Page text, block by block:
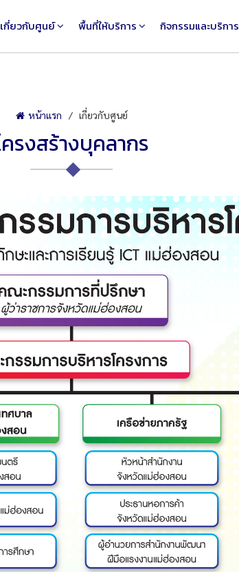
เกี่ยวกับศูนย์ พื้นที่ให้บริการ กิจกรรมและบริการ
หน้าแรก เกี่ยวกับศูนย์
รงสร้างบุคลากร